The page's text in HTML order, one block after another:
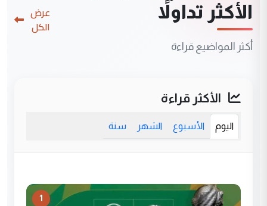
الأكثر تداولاً
أكثر المواضيع قراءة
عرض
الكل
الأكثر قراءة
اليوم الأسبوع الشهر سنة
1